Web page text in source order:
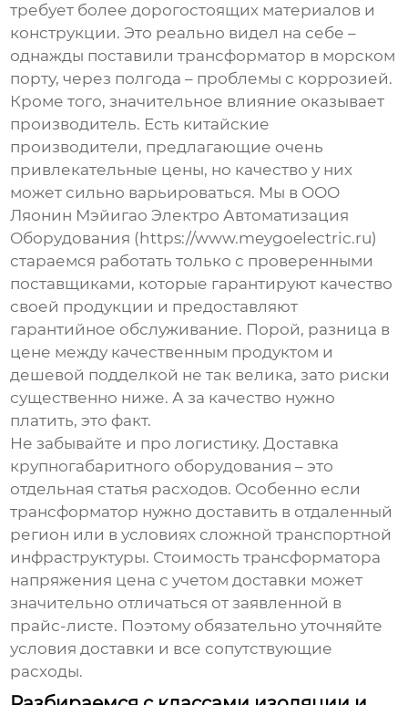
требует более дорогостоящих материалов и
конструкции. Это реально видел на себе –
однажды поставили трансформатор в морском
порту, через полгода – проблемы с коррозией.
Кроме того, значительное влияние оказывает
производитель. Есть китайские
производители, предлагающие очень
привлекательные цены, но качество у них
может сильно варьироваться. Мы в ООО
Ляонин Мэйигао Электро Автоматизация
Оборудования (https://www.meygoelectric.ru)
стараемся работать только с проверенными
поставщиками, которые гарантируют качество
своей продукции и предоставляют
гарантийное обслуживание. Порой, разница в
цене между качественным продуктом и
дешевой подделкой не так велика, зато риски
существенно ниже. А за качество нужно
платить, это факт.
Не забывайте и про логистику. Доставка
крупногабаритного оборудования – это
отдельная статья расходов. Особенно если
трансформатор нужно доставить в отдаленный
регион или в условиях сложной транспортной
инфраструктуры. Стоимостьтрансформатора
напряжения цена с учетом доставки может
значительно отличаться от заявленной в
прайс-листе. Поэтому обязательно уточняйте
условия доставки и все сопутствующие
расходы.